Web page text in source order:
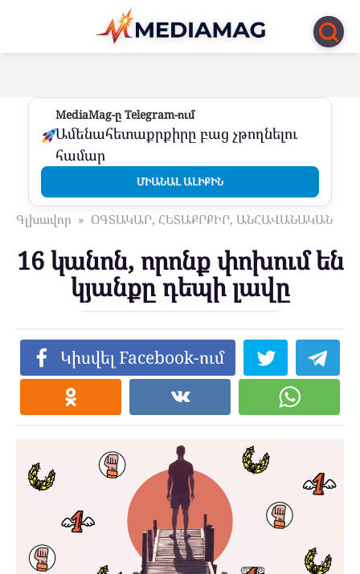
Перейти
контенту
MediaMag-ը Telegram-ում
Ամենահետաքրքիրը բաց չթողնելու
համար
ՄԻԱՆԱԼ ԱԼԻՔԻՆ
Գլխավոր » ՕԳՏԱԿԱՐ, ՀԵՏԱՔՐՔԻՐ, ԱՆՀԱՎԱՆԱԿԱՆ
16 կանոն, որոնք փոխում են
կյանքը դեպի լավը
Կիսվել Facebook-ում